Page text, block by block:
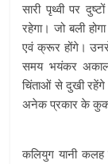
सारी पृथ्वी पर
रहेगा। जो बली
एवं क्रूर होंगे।
समय भयंकर अकाल
चिंताओं से दुखी
अनेक प्रकार के
कलियुग यानी